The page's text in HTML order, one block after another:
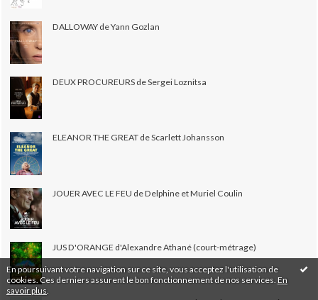
En poursuivant votre navigation sur ce site, vous acceptez l'utilisation de
cookies. Ces derniers assurent le bon fonctionnement de nos services. En
savoir plus
DALLOWAY de Yann Gozlan
DEUX PROCUREURS de Sergei Loznitsa
ELEANOR THE GREAT de Scarlett Johansson
JOUER AVEC LE FEU de Delphine et Muriel Coulin
JUS D'ORANGE d'Alexandre Athané (court-métrage)